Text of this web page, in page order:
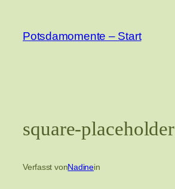
springen
Potsdamomente – Start
square-placeholder
Verfasst vonNadinein